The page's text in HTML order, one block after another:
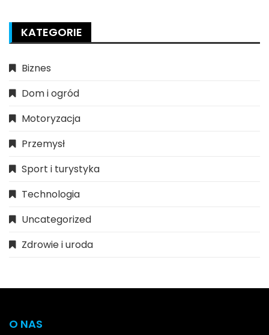
KATEGORIE
Biznes
Dom i ogród
Motoryzacja
Przemysł
Sport i turystyka
Technologia
Uncategorized
Zdrowie i uroda
O NAS